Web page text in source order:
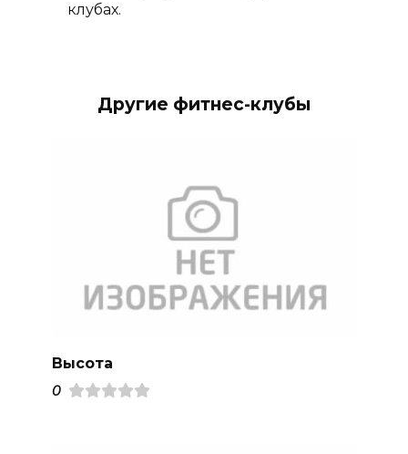
клубах.
Другие фитнес-клубы
Высота
0